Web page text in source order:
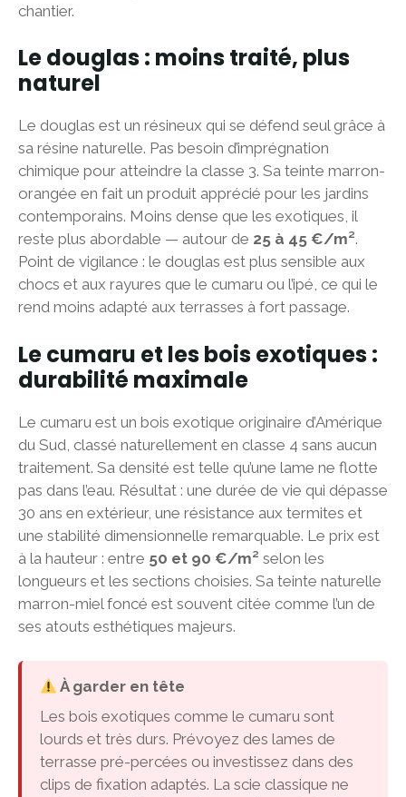
chantier.
Le douglas : moins traité, plus
naturel
Le douglas est un résineux qui se défend seul grâce à
sa résine naturelle. Pas besoin d’imprégnation
chimique pour atteindre la classe 3. Sa teinte marron-
orangée en fait un produit apprécié pour les jardins
contemporains. Moins dense que les exotiques, il
reste plus abordable — autour de 25 à 45 €/m².
Point de vigilance : le douglas est plus sensible aux
chocs et aux rayures que le cumaru ou l’ipé, ce qui le
rend moins adapté aux terrasses à fort passage.
Le cumaru et les bois exotiques :
durabilité maximale
Le cumaru est un bois exotique originaire d’Amérique
du Sud, classé naturellement en classe 4 sans aucun
traitement. Sa densité est telle qu’une lame ne flotte
pas dans l’eau. Résultat : une durée de vie qui dépasse
30 ans en extérieur, une résistance aux termites et
une stabilité dimensionnelle remarquable. Le prix est
à la hauteur : entre 50 et 90 €/m² selon les
longueurs et les sections choisies. Sa teinte naturelle
marron-miel foncé est souvent citée comme l’un de
ses atouts esthétiques majeurs.
À garder en tête
Les bois exotiques comme le cumaru sont
lourds et très durs. Prévoyez des lames de
terrasse pré-percées ou investissez dans des
clips de fixation adaptés. La scie classique ne